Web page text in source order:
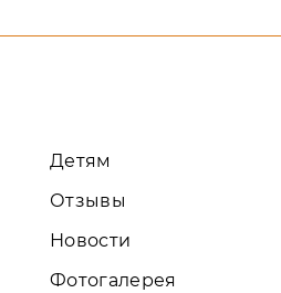
Детям
Отзывы
Новости
Фотогалерея